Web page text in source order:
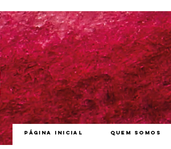
Página inicial Quem somos